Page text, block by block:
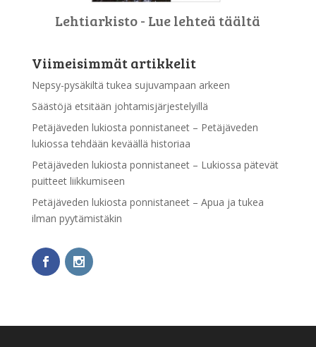
Lehtiarkisto - Lue lehteä täältä
Viimeisimmät artikkelit
Nepsy-pysäkiltä tukea sujuvampaan arkeen
Säästöjä etsitään johtamisjärjestelyillä
Petäjäveden lukiosta ponnistaneet – Petäjäveden
lukiossa tehdään keväällä historiaa
Petäjäveden lukiosta ponnistaneet – Lukiossa pätevät
puitteet liikkumiseen
Petäjäveden lukiosta ponnistaneet – Apua ja tukea
ilman pyytämistäkin